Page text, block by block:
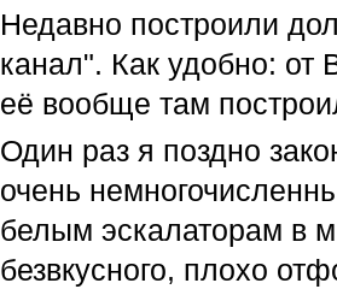
Недавно построили
канал". Как удобно: от
её вообще там
Один раз я поздно
очень
белым эскалаторам в
безвкусного, плохо